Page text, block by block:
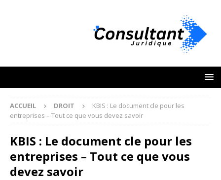
ACCUEIL DROIT
KBIS : Le document cle pour les
entreprises – Tout ce que vous devez savoir
KBIS : Le document cle pour les
entreprises – Tout ce que vous
devez savoir